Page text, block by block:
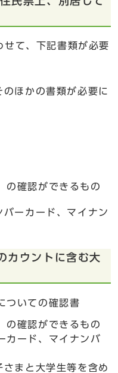
せて、下記書類が必要
のほかの書類が必要に
の確認ができるもの
ーカード、マイナン
カウントに含む大
ついての確認書
の確認ができるもの
カード、マイナンバ
まと大学生等を含め